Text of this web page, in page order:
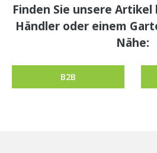
Finden Sie unsere
Händler oder einem
Nähe:
B2B